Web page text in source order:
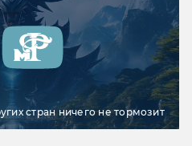
стран ничего не тормозит